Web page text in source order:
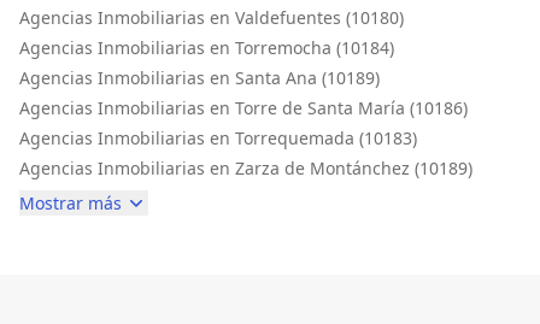
Agencias Inmobiliarias en Valdefuentes (10180)
Agencias Inmobiliarias en Torremocha (10184)
Agencias Inmobiliarias en Santa Ana (10189)
Agencias Inmobiliarias en Torre de Santa María (10186)
Agencias Inmobiliarias en Torrequemada (10183)
Agencias Inmobiliarias en Zarza de Montánchez (10189)
Mostrar más